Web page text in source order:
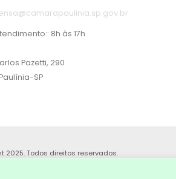
8h às 17h
Pazetti, 290
SP
2025. Todos direitos reservados.